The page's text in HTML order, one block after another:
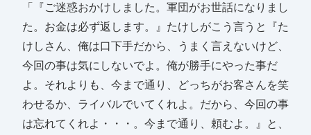
「『ご迷惑おかけしました。軍団がお世話になりまし
た。お金は必ず返します。』たけしがこう言うと『た
けしさん、俺は口下手だから、うまく言えないけど、
今回の事は気にしないでよ。俺が勝手にやった事だ
よ。それよりも、今まで通り、どっちがお客さんを笑
わせるか、ライバルでいてくれよ。だから、今回の事
は忘れてくれよ・・・。今まで通り、頼むよ。』と、